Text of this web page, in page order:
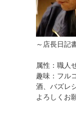
～店長日記
属性：職人
趣味：フル
酒、バズレ
よろしくお